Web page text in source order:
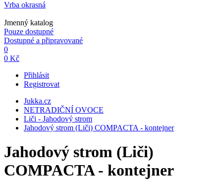
Vrba okrasná
Jmenný katalog
Pouze dostupné
Dostupné a připravované
0
0 Kč
Přihlásit
Registrovat
Jukka.cz
NETRADIČNÍ OVOCE
Liči - Jahodový strom
Jahodový strom (Liči) COMPACTA - kontejner
Jahodový strom (Liči)
COMPACTA - kontejner